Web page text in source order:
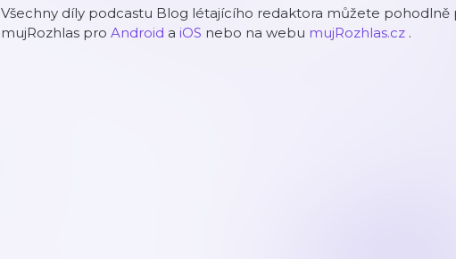
Všechny díly podcastu Blog létajícího redaktora můžete
mujRozhlas pro Android a iOS nebo na webu mujRozhlas.cz .